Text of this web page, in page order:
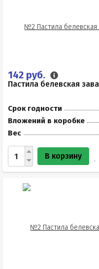
142 руб.
Пастила белевская
Срок годности
Вложений в коробке
Вес
В корзину